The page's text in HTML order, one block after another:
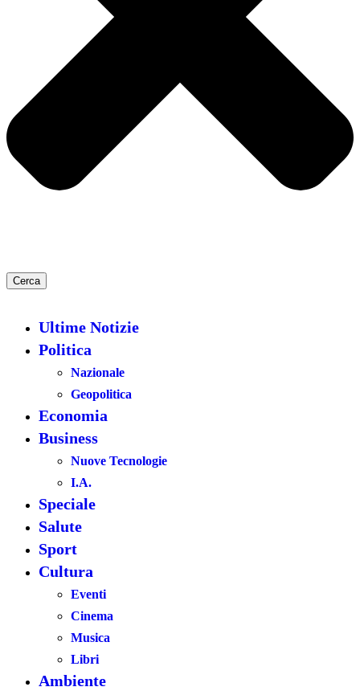
Cerca
Ultime Notizie
Politica
Nazionale
Geopolitica
Economia
Business
Nuove Tecnologie
I.A.
Speciale
Salute
Sport
Cultura
Eventi
Cinema
Musica
Libri
Ambiente